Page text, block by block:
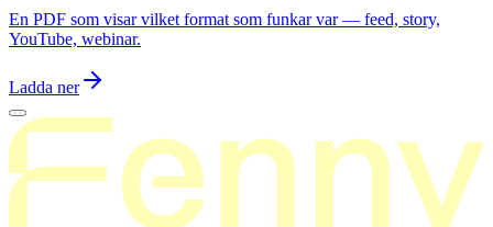
En PDF som visar vilket format som funkar var — feed, story,
YouTube, webinar.
Ladda ner